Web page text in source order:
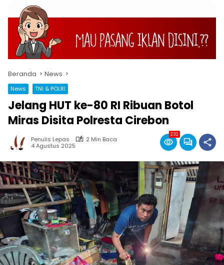
Beranda News
News TNI & POLRI
Jelang HUT ke-80 RI Ribuan Botol
Miras Disita Polresta Cirebon
Penulis Lepas
2 Min Baca
4 Agustus 2025
232